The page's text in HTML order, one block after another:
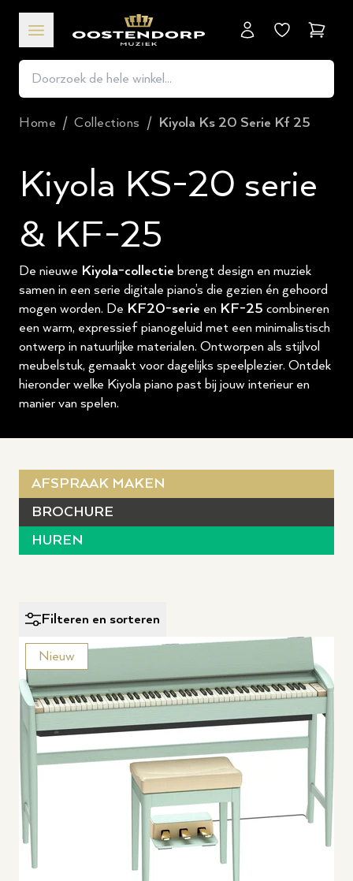
Home / Collections / Kiyola Ks 20 Serie Kf 25
Kiyola KS-20 serie
& KF-25
De nieuwe Kiyola-collectie brengt design en muziek
samen in een serie digitale piano’s die gezien én gehoord
mogen worden. De KF20-serie en KF-25 combineren
een warm, expressief pianogeluid met een minimalistisch
ontwerp in natuurlijke materialen. Ontworpen als stijlvol
meubelstuk, gemaakt voor dagelijks speelplezier. Ontdek
hieronder welke Kiyola piano past bij jouw interieur en
manier van spelen.
AFSPRAAK MAKEN
BROCHURE
HUREN
Filteren en sorteren
Nieuw